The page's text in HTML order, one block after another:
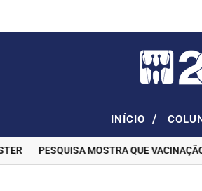
INÍCIO /
PESQUISA MOSTRA QUE VACINAÇÃO